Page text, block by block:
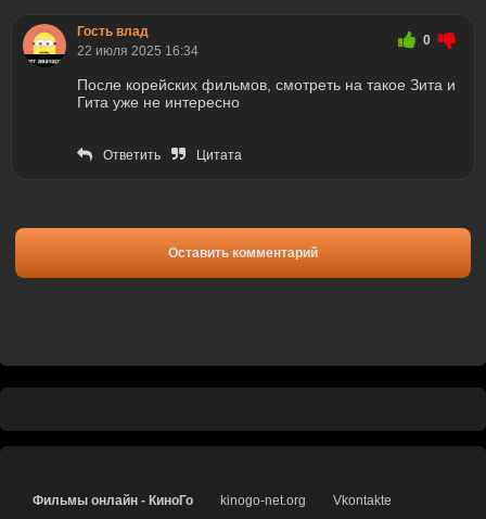
Гость влад
22 июля 2025 16:34
0
После корейских фильмов, смотреть на такое Зита и
Гита уже не интересно
Ответить Цитата
Оставить комментарий
Фильмы онлайн - КиноГо kinogo-net.org Vkontakte